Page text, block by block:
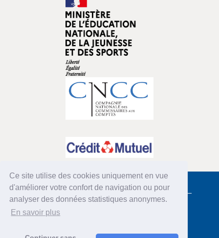
Ce site utilise des cookies uniquement en vue
d'améliorer votre confort de navigation ou pour
analyser des données statistiques anonymes.
En savoir plus
COORDONNÉES
Comité de la Charte du Don en confiance
8 rue de Srebrenica 75020 Paris